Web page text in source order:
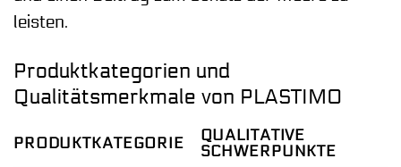
leisten.
Produktkategorien und
Qualitätsmerkmale von PLASTIMO
PRODUKTKATEGORIE
QUALITATIVE
SCHWERPUNKTE